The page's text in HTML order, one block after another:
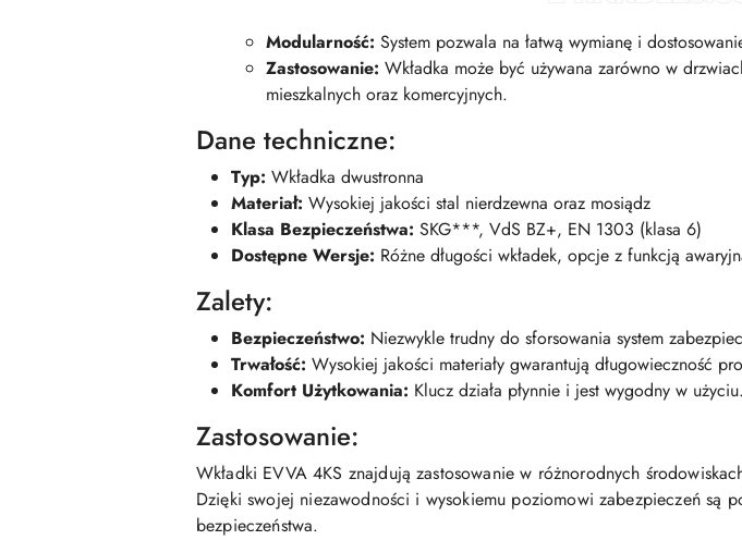
Modularność: System pozwala na łatwą wymianę i
Zastosowanie: Wkładka może być używana zarówno w
mieszkalnych oraz komercyjnych.
Dane techniczne:
Typ: Wkładka dwustronna
Materiał: Wysokiej jakości stal nierdzewna oraz mosiądz
Klasa Bezpieczeństwa: SKG***, VdS BZ+, EN 1303 (klasa 6)
Dostępne Wersje: Różne długości wkładek, opcje z funkcją
Zalety:
Bezpieczeństwo: Niezwykle trudny do sforsowania system
Trwałość: Wysokiej jakości materiały gwarantują długowieczność
Komfort Użytkowania: Klucz działa płynnie i jest wygodny w użyciu.
Zastosowanie:
Wkładki EVVA 4KS znajdują zastosowanie w różnorodnych
Dzięki swojej niezawodności i wysokiemu poziomowi zabezpieczeń są
bezpieczeństwa.